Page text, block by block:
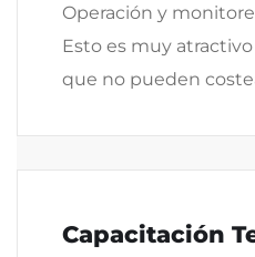
Operación y
Esto es muy
que no pueden
Capacitación